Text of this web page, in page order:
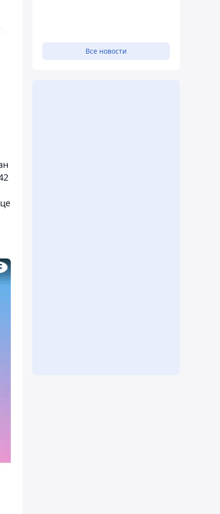
Все новости